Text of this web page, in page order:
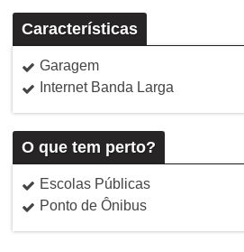
Características
Garagem
Internet Banda Larga
O que tem perto?
Escolas Públicas
Ponto de Ônibus